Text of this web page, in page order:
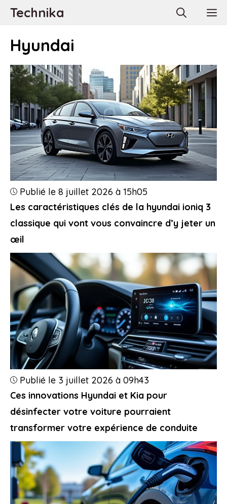
AllerTechnika
Hyundai
Les caractéristiques clés de la hyundai ioniq 3
classique qui vont vous convaincre d’y jeter un
œil
Publié le 8 juillet 2026 à 15h05
Ces innovations Hyundai et Kia pour
désinfecter votre voiture pourraient
transformer votre expérience de conduite
Publié le 3 juillet 2026 à 09h43